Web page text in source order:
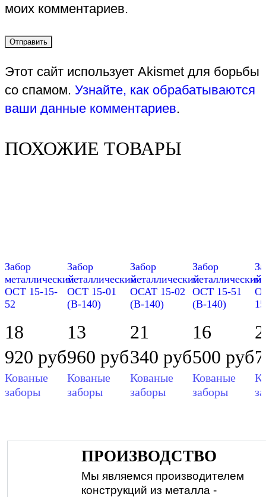
моих комментариев.
Этот сайт использует Akismet для борьбы
со спамом. Узнайте, как обрабатываются
ваши данные комментариев.
ПОХОЖИЕ ТОВАРЫ
Забор
металлический
ОСТ 15-15-
52
18
920 руб
Кованые
заборы
Забор
металлический
ОСТ 15-01
(В-140)
13
960руб
Кованые
заборы
Забор
металлический
ОСАТ 15-02
(В-140)
21
340 руб
Кованые
заборы
Забор
металлический
ОСТ 15-51
(В-140)
16
500 руб
Кованые
заборы
ПРОИЗВОДСТВО
Мы являемся производителем
конструкций из металла -